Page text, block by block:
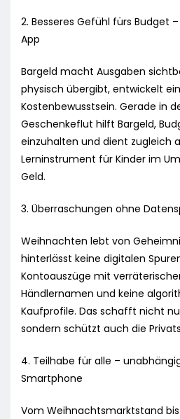
2. Besseres Gefühl fürs Budget
App
Bargeld macht Ausgaben
physisch übergibt, entwickelt
Kostenbewusstsein. Gerade in
Geschenkeflut hilft Bargeld,
einzuhalten und dient zugleich
Lerninstrument für Kinder im
Geld.
3. Überraschungen ohne
Weihnachten lebt von
hinterlässt keine digitalen
Kontoauszüge mit
Händlernamen und keine
Kaufprofile. Das schafft nicht
sondern schützt auch die
4. Teilhabe für alle –
Smartphone
Vom Weihnachtsmarktstand